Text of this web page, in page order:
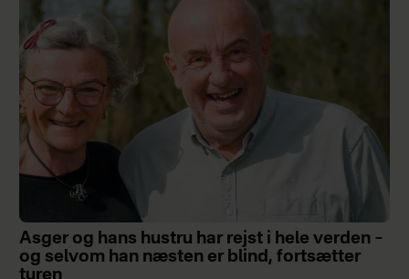
Asger og hans hustru har rejst i hele verden –
og selvom han næsten er blind, fortsætter
turen